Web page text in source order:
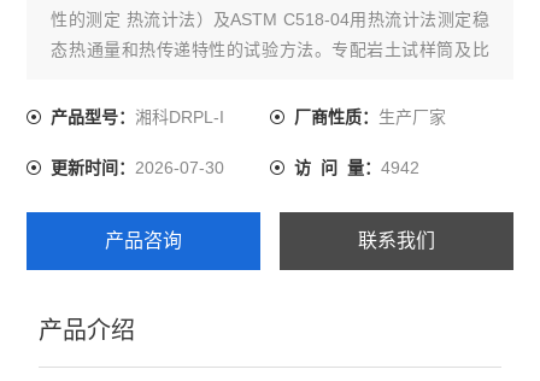
性的测定 热流计法）及ASTM C518-04用热流计法测定稳
态热通量和热传递特性的试验方法。专配岩土试样筒及比
测定。
产品型号：湘科DRPL-I 厂商性质： 生产厂家
更新时间：2026-07-30 访 问 量： 4942
产品咨询 联系我们
产品介绍